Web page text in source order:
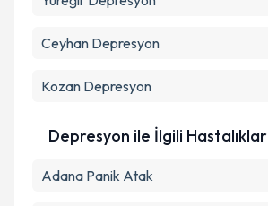
Ceyhan Depresyon
Kozan Depresyon
Depresyon ile İlgili Hastalıklar
Adana Panik Atak